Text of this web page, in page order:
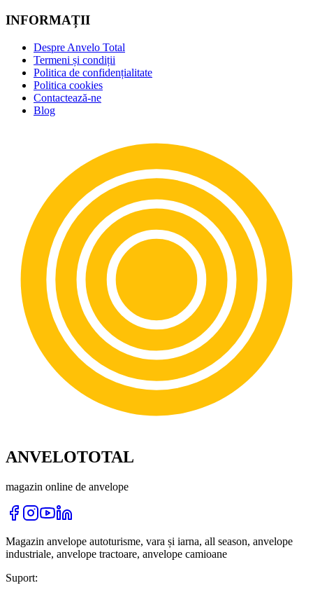
INFORMAȚII
Despre Anvelo Total
Termeni și condiții
Politica de confidențialitate
Politica cookies
Contactează-ne
Blog
ANVELOTOTAL
magazin online de anvelope
Magazin anvelope autoturisme, vara și iarna, all season, anvelope
industriale, anvelope tractoare, anvelope camioane
Suport: